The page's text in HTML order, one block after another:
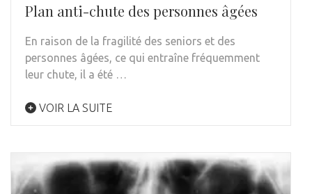
Plan anti-chute des personnes âgées
En raison de la fragilité des seniors et des
personnes âgées, ce qui entraîne fréquemment
leur chute, il a été …
VOIR LA SUITE